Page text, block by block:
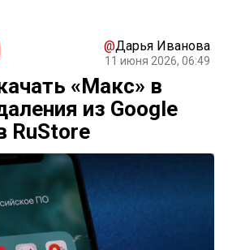
@Дарья Иванова
11 июня 2026, 06:49
«Макс» в
из Google
RuStore